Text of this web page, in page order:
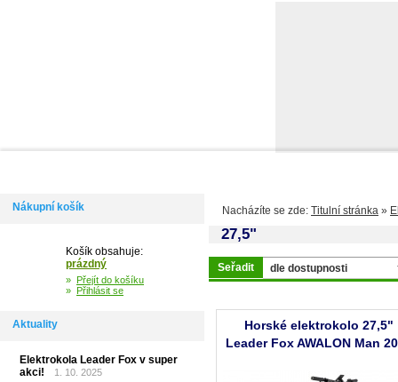
Nacházíte se zde: Titulní stránka »
27,5"
Seřadit
Horské elektrokolo 27,5"
Leader Fox AWALON Man
Nákupní košík
Košík obsahuje:
prázdný
» Přejít do košíku
» Přihlásit se
Aktuality
Elektrokola Leader Fox v super
akci!
1. 10. 2025